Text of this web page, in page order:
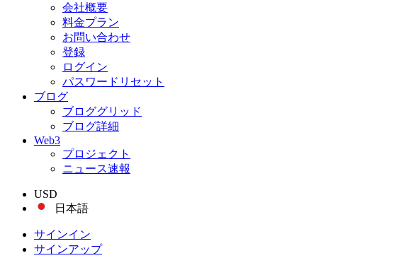
会社概要
料金プラン
お問い合わせ
登録
ログイン
パスワードリセット
ブログ
ブロググリッド
ブログ詳細
Web3
プロジェクト
ニュース速報
USD
日本語
サインイン
サインアップ